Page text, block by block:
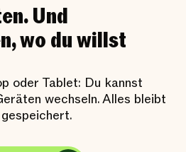
Und
wo du willst
oder Tablet: Du kannst
wechseln. Alles bleibt